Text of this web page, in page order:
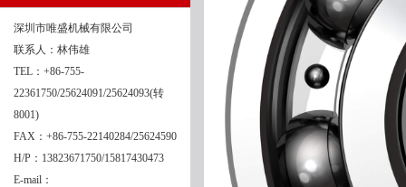
深圳市唯盛机械有限公司
联系人：林伟雄
TEL：+86-755-
22361750/25624091/25624093(转
8001)
FAX：+86-755-22140284/25624590
H/P：13823671750/15817430473
E-mail：